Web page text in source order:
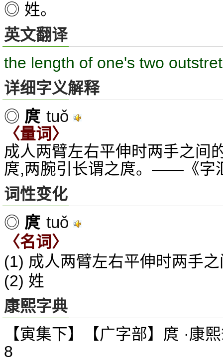
◎ 姓。
英文翻译
the length of one's two
详细字义解释
◎ 庹 tuǒ
〈量词〉
成人两臂左右平伸时两手之间
庹,两腕引长谓之庹。——《字
词性变化
◎ 庹 tuǒ
〈名词〉
(1) 成人两臂左右平伸时两手
(2) 姓
康熙字典
【寅集下】【广字部】庹 ·康
8